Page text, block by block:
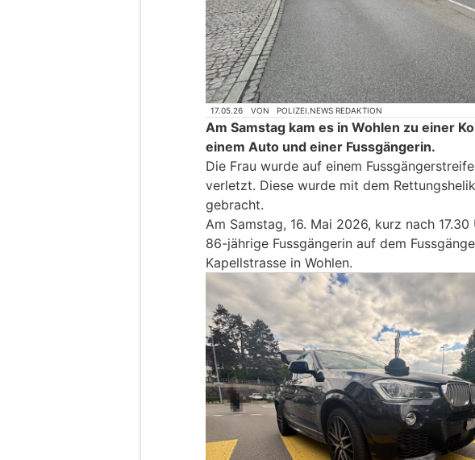
17.05.26 VON POLIZEI.NEWS REDAKTION
Am Samstag kam es in Wohlen zu einer
einem Auto und einer Fussgängerin.
Die Frau wurde auf einem
verletzt. Diese wurde mit dem
gebracht.
Am Samstag, 16. Mai 2026, kurz nach
86-jährige Fussgängerin auf dem
Kapellstrasse in Wohlen.